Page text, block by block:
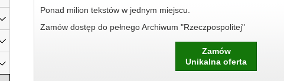
Ponad milion tekstów w jednym miejscu.
Zamów dostęp do pełnego Archiwum "Rzeczpospolitej"
Zamów
Unikalna oferta